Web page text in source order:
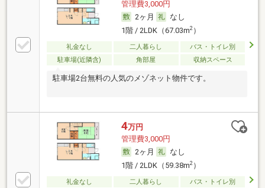
管理費3,000円
2ヶ月
なし
1階 / 2LDK（67.03m2）
礼金なし 二人暮らし
バス・トイレ別
駐車場(近隣含)
角部屋 収納スペース
駐車場2台無料の人気のメゾネット物件です。
4万円
管理費3,000円
2ヶ月
なし
1階 / 2LDK（59.38m2）
礼金なし 二人暮らし
バス・トイレ別